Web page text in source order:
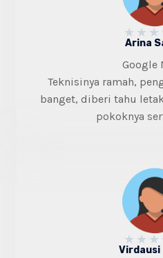
★ ★ ★
Arina
Google
Teknisinya ramah,
banget, diberi tahu
pokoknya
★ ★ ★
Virdausi